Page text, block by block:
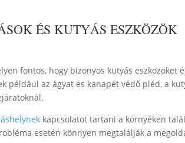
ÉS KUTYÁS ESZKÖZÖK
fontos, hogy bizonyos kutyás eszközöket
például az ágyat és kanapét védő pléd, a
kapcsolatot tartani a környéken
esetén könnyen megtalálják a